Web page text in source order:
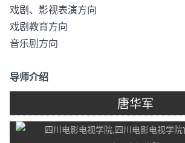
戏剧、影视表演方向
戏剧教育方向
音乐剧方向
导师介绍
唐华军